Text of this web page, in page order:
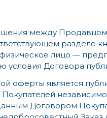
между
разделе
лицо —
условия Договора
оферты является
Договором